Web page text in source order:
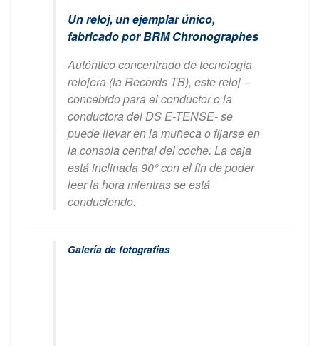
Un reloj, un ejemplar único,
fabricado por BRM Chronographes
Auténtico concentrado de tecnología
relojera (la Records TB), este reloj –
concebido para el conductor o la
conductora del DS E-TENSE- se
puede llevar en la muñeca o fijarse en
la consola central del coche. La caja
está inclinada 90° con el fin de poder
leer la hora mientras se está
conduciendo.
Galería de fotografías